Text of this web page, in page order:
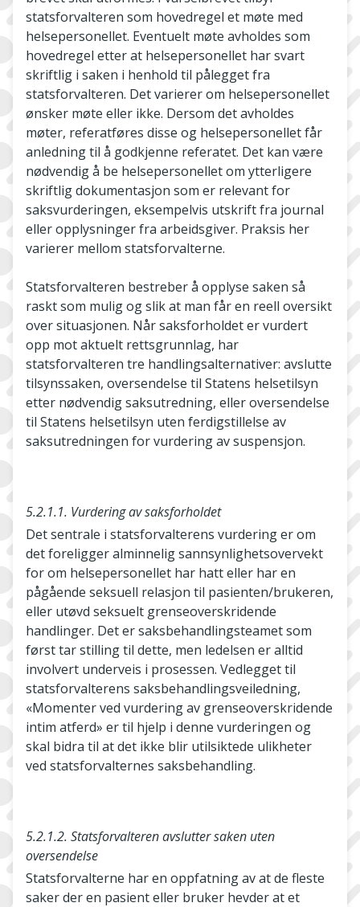
statsforvalteren som hovedregel et møte med
helsepersonellet. Eventuelt møte avholdes som
hovedregel etter at helsepersonellet har svart
skriftlig i saken i henhold til pålegget fra
statsforvalteren. Det varierer om helsepersonellet
ønsker møte eller ikke. Dersom det avholdes
møter, referatføres disse og helsepersonellet får
anledning til å godkjenne referatet. Det kan være
nødvendig å be helsepersonellet om ytterligere
skriftlig dokumentasjon som er relevant for
saksvurderingen, eksempelvis utskrift fra journal
eller opplysninger fra arbeidsgiver. Praksis her
varierer mellom statsforvalterne.
Statsforvalteren bestreber å opplyse saken så
raskt som mulig og slik at man får en reell oversikt
over situasjonen. Når saksforholdet er vurdert
opp mot aktuelt rettsgrunnlag, har
statsforvalteren tre handlingsalternativer: avslutte
tilsynssaken, oversendelse til Statens helsetilsyn
etter nødvendig saksutredning, eller oversendelse
til Statens helsetilsyn uten ferdigstillelse av
saksutredningen for vurdering av suspensjon.
5.2.1.1. Vurdering av saksforholdet
Det sentrale i statsforvalterens vurdering er om
det foreligger alminnelig sannsynlighetsovervekt
for om helsepersonellet har hatt eller har en
pågående seksuell relasjon til pasienten/brukeren,
eller utøvd seksuelt grenseoverskridende
handlinger. Det er saksbehandlingsteamet som
først tar stilling til dette, men ledelsen er alltid
involvert underveis i prosessen. Vedlegget til
statsforvalterens saksbehandlingsveiledning,
«Momenter ved vurdering av grenseoverskridende
intim atferd» er til hjelp i denne vurderingen og
skal bidra til at det ikke blir utilsiktede ulikheter
ved statsforvalternes saksbehandling.
5.2.1.2. Statsforvalteren avslutter saken uten
oversendelse
Statsforvalterne har en oppfatning av at de fleste
saker der en pasient eller bruker hevder at et